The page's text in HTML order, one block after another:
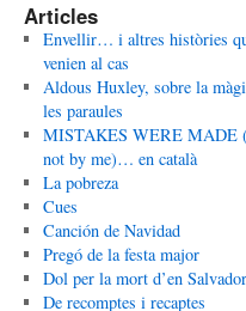
Articles
Envellir… i altres històries
venien al cas
Aldous Huxley, sobre la
les paraules
MISTAKES WERE MADE
not by me)… en català
La pobreza
Cues
Canción de Navidad
Pregó de la festa major
Dol per la mort d’en Salvador
De recomptes i recaptes